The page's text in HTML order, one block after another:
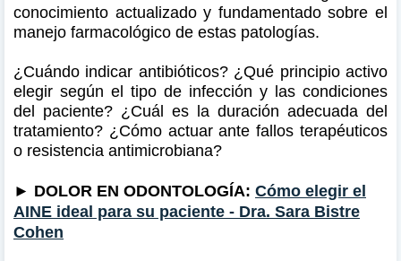
conocimiento actualizado y fundamentado sobre el
manejo farmacológico de estas patologías.
¿Cuándo indicar antibióticos? ¿Qué principio activo
elegir según el tipo de infección y las condiciones
del paciente? ¿Cuál es la duración adecuada del
tratamiento? ¿Cómo actuar ante fallos terapéuticos
o resistencia antimicrobiana?
► DOLOR EN ODONTOLOGÍA: Cómo elegir el
AINE ideal para su paciente - Dra. Sara Bistre
Cohen